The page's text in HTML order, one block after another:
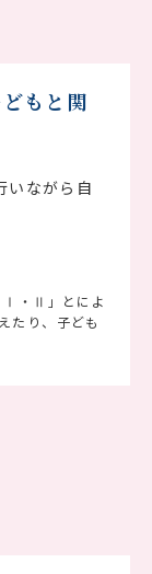
もと関
いながら自
Ⅰ・Ⅱ」とによ
たり、子ども